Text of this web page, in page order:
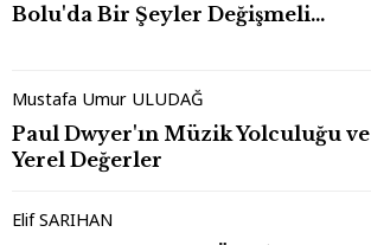
Bolu'da Bir Şeyler Değişmeli…
Mustafa Umur ULUDAĞ
Paul Dwyer'ın Müzik Yolculuğu ve
Yerel Değerler
Elif SARIHAN